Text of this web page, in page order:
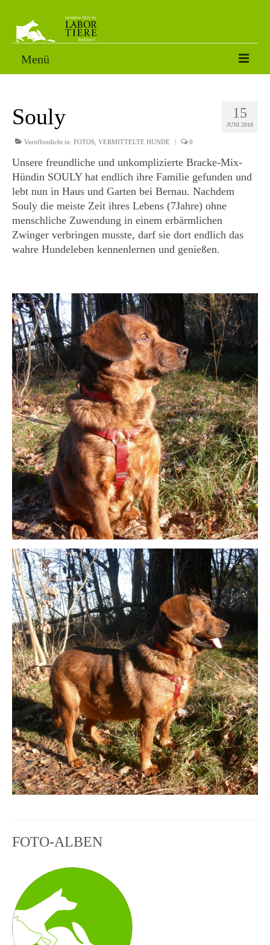
Menü
SORGENFÄLLE
PATENSCHAFT
AKTUELLES
FOTOS
NACH DEM LABOR
ÜBER UNS
15
JUNI 2018
Souly
Veröffentlicht in: FOTOS VERMITTELTE HUNDE | 0
Unsere freundliche und unkomplizierte Bracke-Mix-
Hündin SOULY hat endlich ihre Familie gefunden und
lebt nun in Haus und Garten bei Bernau. Nachdem
Souly die meiste Zeit ihres Lebens (7Jahre) ohne
menschliche Zuwendung in einem erbärmlichen
Zwinger verbringen musste, darf sie dort endlich das
wahre Hundeleben kennenlernen und genießen.
FOTO-ALBEN